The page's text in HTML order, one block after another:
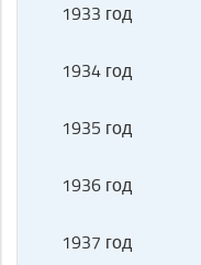
1933 год
1934 год
1935 год
1936 год
1937 год